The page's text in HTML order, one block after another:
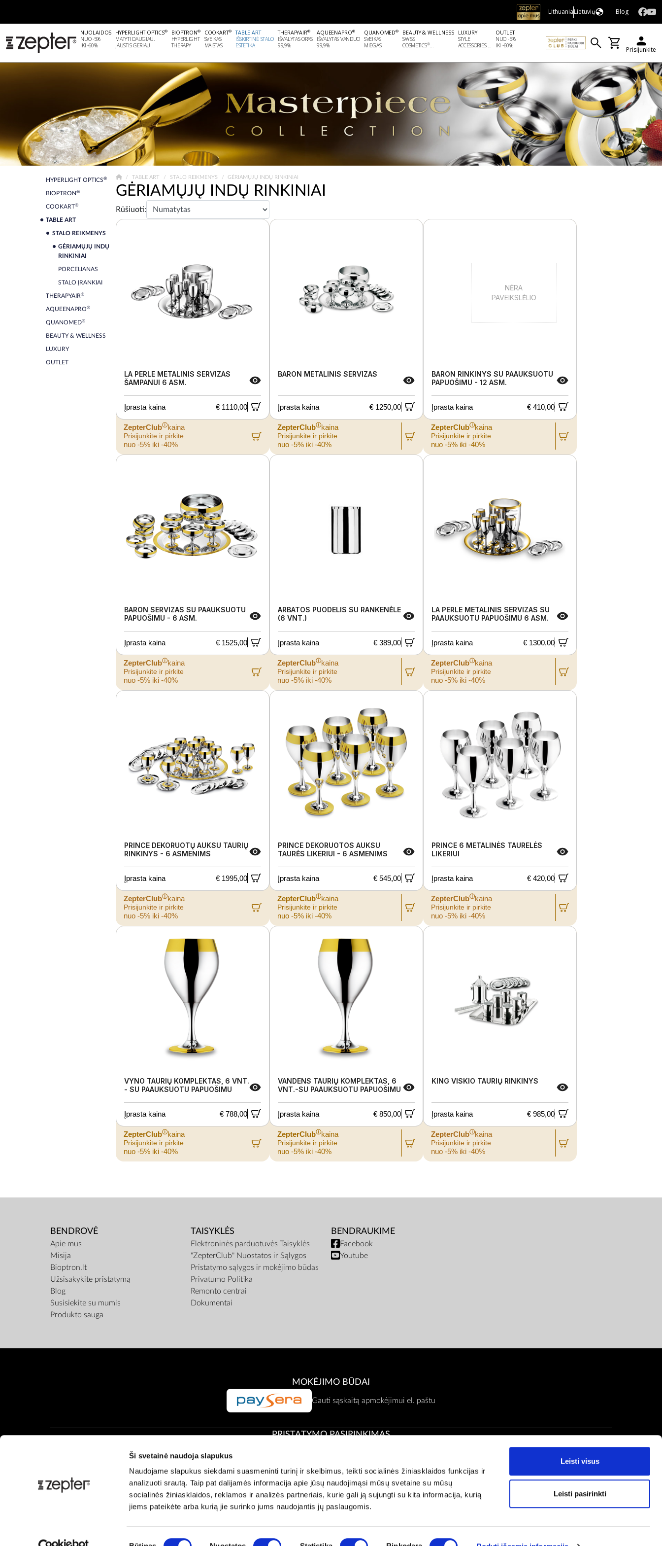
Ši svetainė naudoja slapukus
Naudojame slapukus siekdami suasmeninti turinį ir skelbimus, teikti socialinės žiniasklaidos funkcijas ir
analizuoti srautą. Taip pat dalijamės informacija apie jūsų naudojimąsi mūsų svetaine su mūsų
socialinės žiniasklaidos, reklamos ir analizės partneriais, kurie gali ją sujungti su kita informacija, kurią
jiems pateikėte arba kurią jie surinko jums naudojantis jų paslaugomis.
Leisti visus
Leisti pasirinkti
LithuaniaLietuvių Blog
NUOLAIDOS
NUO -5%
IKI -60%
HYPERLIGHT OPTICS®
MATYTI DAUGIAU.
JAUSTIS GERIAU
BIOPTRON®
HYPERLIGHT
THERAPY
COOKART®
SVEIKAS
MAISTAS
TABLE ART
IŠSKIRTINĖ STALO
ESTETIKA
THERAPYAIR®
IŠVALYTAS ORAS
99,9%
AQUEENAPRO®
IŠVALYTAS VANDUO
99,9%
QUANOMED®
SVEIKAS
MIEGAS
BEAUTY & WELLNESS
SWISS
COSMETICS®...
LUXURY
STYLE
ACCESSORIES ...
OUTLET
NUO -5%
IKI -60%
Prisijunkite
HYPERLIGHT OPTICS®
BIOPTRON®
COOKART®
TABLE ART
STALO REIKMENYS
GĖRIAMŲJŲ INDŲ
RINKINIAI
PORCELIANAS
STALO ĮRANKIAI
THERAPYAIR®
AQUEENAPRO®
QUANOMED®
BEAUTY & WELLNESS
LUXURY
OUTLET
TABLE ART STALO REIKMENYS GĖRIAMŲJŲ INDŲ RINKINIAI
GĖRIAMŲJŲ INDŲ RINKINIAI
Rūšiuoti:
LA PERLE METALINIS SERVIZAS
ŠAMPANUI 6 ASM.
Įprasta kaina € 1110,00
ZepterClubⓘkaina
Prisijunkite ir pirkite
nuo -5% iki -40%
BARON METALINIS SERVIZAS
Įprasta kaina € 1250,00
ZepterClubⓘkaina
Prisijunkite ir pirkite
nuo -5% iki -40%
NĖRA
PAVEIKSLĖLIO
BARON RINKINYS SU PAAUKSUOTU
PAPUOŠIMU - 12 ASM.
Įprasta kaina € 410,00
ZepterClubⓘkaina
Prisijunkite ir pirkite
nuo -5% iki -40%
BARON SERVIZAS SU PAAUKSUOTU
PAPUOŠIMU - 6 ASM.
Įprasta kaina € 1525,00
ZepterClubⓘkaina
Prisijunkite ir pirkite
nuo -5% iki -40%
ARBATOS PUODELIS SU RANKENĖLE
(6 VNT.)
Įprasta kaina € 389,00
ZepterClubⓘkaina
Prisijunkite ir pirkite
nuo -5% iki -40%
LA PERLE METALINIS SERVIZAS SU
PAAUKSUOTU PAPUOŠIMU 6 ASM.
Įprasta kaina € 1300,00
ZepterClubⓘkaina
Prisijunkite ir pirkite
nuo -5% iki -40%
PRINCE DEKORUOTŲ AUKSU TAURIŲ
RINKINYS - 6 ASMENIMS
Įprasta kaina € 1995,00
ZepterClubⓘkaina
Prisijunkite ir pirkite
nuo -5% iki -40%
PRINCE DEKORUOTOS AUKSU
TAURĖS LIKERIUI - 6 ASMENIMS
Įprasta kaina € 545,00
ZepterClubⓘkaina
Prisijunkite ir pirkite
nuo -5% iki -40%
PRINCE 6 METALINĖS TAURELĖS
LIKERIUI
Įprasta kaina € 420,00
ZepterClubⓘkaina
Prisijunkite ir pirkite
nuo -5% iki -40%
VYNO TAURIŲ KOMPLEKTAS, 6 VNT.
- SU PAAUKSUOTU PAPUOŠIMU
Įprasta kaina € 788,00
ZepterClubⓘkaina
Prisijunkite ir pirkite
nuo -5% iki -40%
VANDENS TAURIŲ KOMPLEKTAS, 6
VNT.-SU PAAUKSUOTU PAPUOŠIMU
Įprasta kaina € 850,00
ZepterClubⓘkaina
Prisijunkite ir pirkite
nuo -5% iki -40%
KING VISKIO TAURIŲ RINKINYS
Įprasta kaina € 985,00
ZepterClubⓘkaina
Prisijunkite ir pirkite
nuo -5% iki -40%
BENDROVĖ
Apie mus
Misija
Bioptron.lt
Užsisakykite pristatymą
Blog
Susisiekite su mumis
Produkto sauga
TAISYKLĖS
Elektroninės parduotuvės Taisyklės
"ZepterClub" Nuostatos ir Sąlygos
Pristatymo sąlygos ir mokėjimo būdas
Privatumo Politika
Remonto centrai
Dokumentai
BENDRAUKIME
Facebook
Youtube
MOKĖJIMO BŪDAI
Gauti sąskaitą apmokėjimui el. paštu
PRISTATYMO PASIRINKIMAS
Klientų aptarnavimas:office@zepter.lt;Tel:0 800 00001, (05) 2636121